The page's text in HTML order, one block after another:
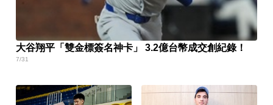
大谷翔平「雙金標簽名神卡」 3.2億台幣成交創紀錄！
7/31